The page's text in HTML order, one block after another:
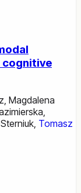
Magdalena
Tomasz